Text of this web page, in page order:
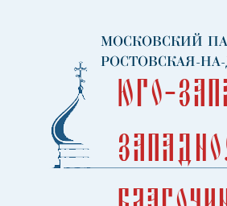
МОСКОВСКИЙ
РОСТОВСКАЯ-
Юго-